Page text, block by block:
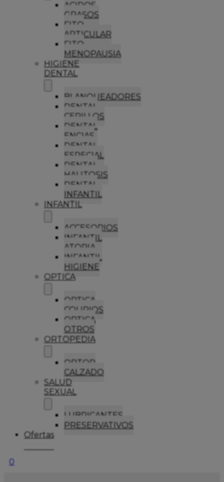
ACIDOS
GRASOS
FITO
ARTICULAR
FITO
MENOPAUSIA
HIGIENE
DENTAL
BLANQUEADORES
DENTAL
CEPILLOS
DENTAL
ENCIAS
DENTAL
ESPECIAL
DENTAL
HALITOSIS
DENTAL
INFANTIL
INFANTIL
ACCESORIOS
INFANTIL
ATOPIA
INFANTIL
HIGIENE
OPTICA
OPTICA
COLIRIOS
OPTICA
OTROS
ORTOPEDIA
ORTOP
CALZADO
SALUD
SEXUAL
LUBRICANTES
PRESERVATIVOS
Ofertas
0